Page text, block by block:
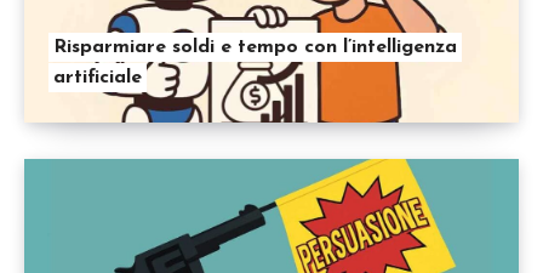
Risparmiare soldi e tempo con l’intelligenza
artificiale